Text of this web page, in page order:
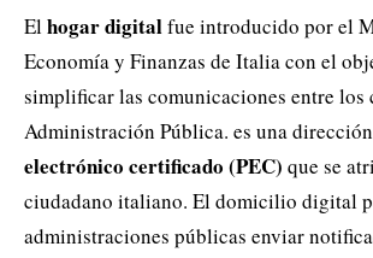
Elhogar digitalfue introducido por el
Economía y Finanzas de Italia con el
simplificar las comunicaciones entre los
Administración Pública. es una
electrónico certificado (PEC) que se
ciudadano italiano. El domicilio digital
administraciones públicas enviar